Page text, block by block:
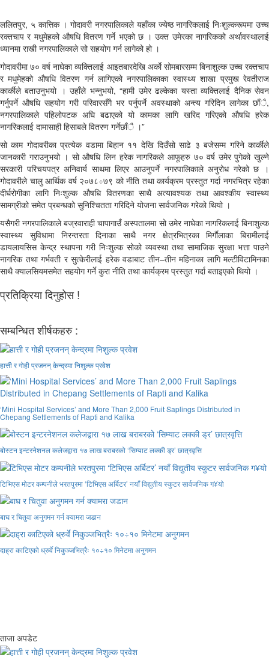
ललितपुर, ५ कात्तिक । गोदावरी नगरपालिकाले यहाँका ज्येष्ठ नागरिकलाई निःशुल्करूपमा उच्च
रक्तचाप र मधुमेहको औषधि वितरण गर्ने भएको छ । उक्त उमेरका नागरिकको अर्थावस्थालाई
ध्यानमा राखी नगरपालिकाले सो सहयोग गर्न लागेको हो ।
गोदावरीमा ७० वर्ष नाघेका व्यक्तिलाई आइतबारदेखि अर्काे सोमबारसम्म बिनाशुल्क उच्च रक्तचाप
र मधुमेहको औषधि वितरण गर्न लागिएको नगरपालिकाका स्वास्थ्य शाखा प्रमुख रेवतीराज
कार्कीले बताउनुभयो । उहाँले भन्नुभयो, “हामी उमेर ढल्केका यस्ता व्यक्तिलाई दैनिक सेवन
गर्नुपर्ने औषधि सहयोग गरी परिवारसँगै भर पर्नुपर्ने अवस्थाको अन्त्य गरिदिन लागेका छाँै,
नगरपालिकाले पहिलोपटक अघि बढाएको यो कामका लागि खरिद गरिएको औषधि हरेक
नागरिकलाई दामासाही हिसाबले वितरण गर्नेछाँै ।”
सो काम गोदावरीका प्रत्येक वडामा बिहान ११ देखि दिउँसो साढे ३ बजेसम्म गरिने कार्कीले
जानकारी गराउनुभयो । सो औषधि लिन हरेक नागरिकले आफूहरु ७० वर्ष उमेर पुगेको खुल्ने
सरकारी परिचयपत्र अनिवार्य साथमा लिएर आउनुपर्ने नगरपालिकाले अनुरोध गरेको छ ।
गोदावरीले चालु आर्थिक वर्ष २०७८÷७९ को नीति तथा कार्यक्रम प्रस्तुत गर्दा नगरभित्र रहेका
दीर्घरोगीका लागि निःशुल्क औषधि वितरणका साथै अत्यावश्यक तथा आवश्कीय स्वास्थ्य
सामग्रीको समेत प्रबन्धको सुनिश्चितता गरिदिने योजना सार्वजनिक गरेको थियो ।
यसैगरी नगरपालिकाले बज्रवाराही चापागाउँ अस्पतालमा सो उमेर नाघेका नागरिकलाई बिनाशुल्क
स्वास्थ्य सुविधामा निरन्तरता दिनाका साथै नगर क्षेत्रभित्रका मिर्गाैलाका बिरामीलाई
डायलायसिस केन्द्र स्थापना गरी निःशुल्क सोको व्यवस्था तथा सामाजिक सुरक्षा भत्ता पाउने
नागरिक तथा गर्भवती र सुत्केरीलाई हरेक वडाबाट तीन–तीन महिनाका लागि मल्टीविटामिनका
साथै क्यालसियमसमेत सहयोग गर्ने कुरा नीति तथा कार्यक्रम प्रस्तुत गर्दा बताइएको थियो ।
प्रतिक्रिया दिनुहोस !
सम्बन्धित शीर्षकहरु :
हात्ती र गोही प्रजनन् केन्द्रमा निशुल्क प्रवेश
‘Mini Hospital Services’ and More Than 2,000 Fruit Saplings Distributed in
Chepang Settlements of Rapti and Kalika
बोस्टन इन्टरनेशनल कलेजद्वारा १७ लाख बराबरको ‘सिम्याट लक्की ड्र’ छात्रवृत्ति
टिभिएस मोटर कम्पनीले भरतपुरमा ‘टिभिएस अर्बिटर’ नयाँ विद्युतीय स्कुटर सार्वजनिक ग¥यो
बाघ र चितुवा अनुगमन गर्न क्यामरा जडान
दाह्रा काटिएको ध्रुर्वे निकुञ्जभित्रैः १०÷१० मिनेटमा अनुगमन
ताजा अपडेट